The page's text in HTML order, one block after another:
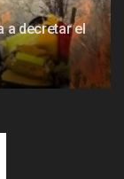
a decretar el